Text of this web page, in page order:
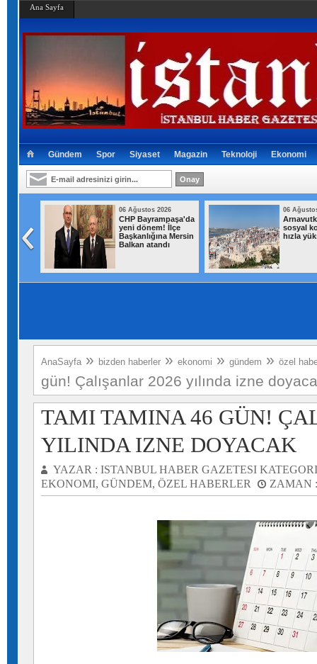
Ana Sayfa
Gündem Spor Siyaset Magazin Teknoloji Ekonomi
06 Ağustos 2026
CHP Bayrampaşa'da
yeni dönem! İlçe
Başkanlığına Mersin
Balkan atandı
06
sosyal
hızla
AnaSayfa » bizden haberler » ekonomi » gündem » özel
gün! Çalışanlar 2026 yılında izne
TAMI TAMINA 46 GÜN!
YILINDA IZNE DOYACAK
YAZAR : ISTANBUL HABER GAZETESI
EKONOMI, GÜNDEM, ÖZEL HABERLER ZAMAN